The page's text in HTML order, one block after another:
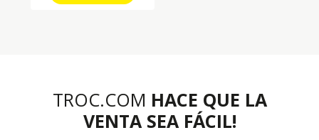
TROC.COM HACE QUE LA
VENTA SEA FÁCIL!